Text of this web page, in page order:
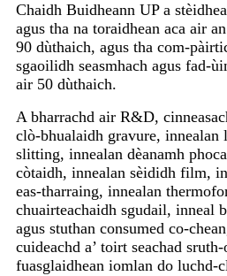
Chaidh Buidheann UP a
agus tha na toraidhean aca air
90 dùthaich, agus tha com-
sgaoilidh seasmhach agus fad-
air 50 dùthaich.
A bharrachd air R&D,
clò-bhualaidh gravure, innealan
slitting, innealan dèanamh
còtaidh, innealan sèididh film,
eas-tharraing, innealan
chuairteachaidh sgudail, inneal
agus stuthan consumed co-
cuideachd a’ toirt seachad
fuasglaidhean iomlan do luchd-